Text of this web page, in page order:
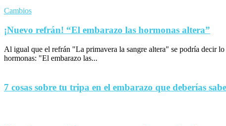
Cambios
¡Nuevo refrán! “El embarazo las hormonas altera”
Al igual que el refrán "La primavera la sangre altera" se podría decir
hormonas: "El embarazo las...
7 cosas sobre tu tripa en el embarazo que deberías